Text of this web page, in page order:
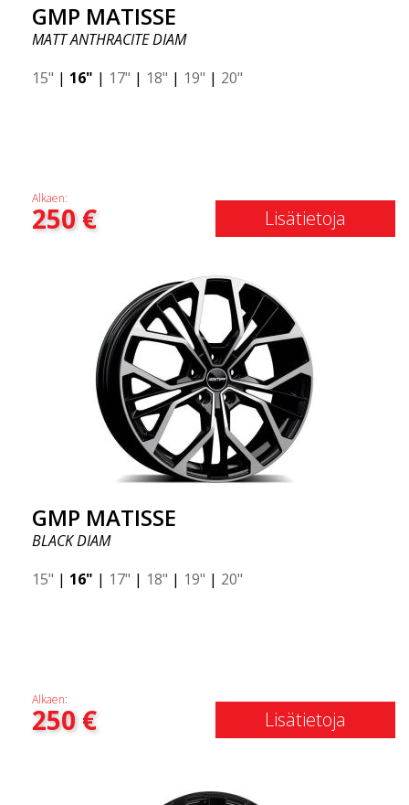
GMP MATISSE
MATT ANTHRACITE DIAM
15" | 16" | 17" | 18" | 19" | 20"
Alkaen:
250€ Lisätietoja
GMP MATISSE
BLACK DIAM
15" | 16" | 17" | 18" | 19" | 20"
Alkaen:
250€ Lisätietoja